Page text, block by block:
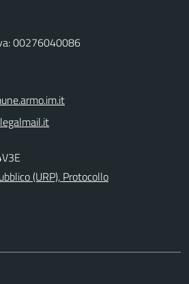
00276040086
(URP), Protocollo